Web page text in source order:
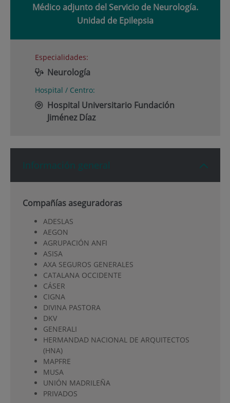
Médico adjunto del Servicio de Neurología.
Unidad de Epilepsia
Especialidades:
Neurología
Hospital / Centro:
Hospital Universitario Fundación
Jiménez Díaz
Información general
Compañías aseguradoras
ADESLAS
AEGON
AGRUPACIÓN ANFI
ASISA
AXA SEGUROS GENERALES
CATALANA OCCIDENTE
CÁSER
CIGNA
DIVINA PASTORA
DKV
GENERALI
HERMANDAD NACIONAL DE ARQUITECTOS
(HNA)
MAPFRE
MUSA
UNIÓN MADRILEÑA
PRIVADOS